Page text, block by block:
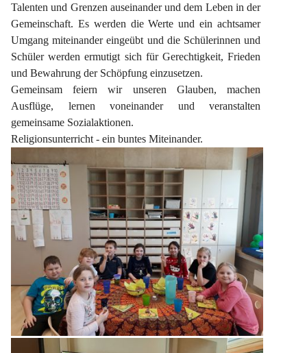
Talenten und Grenzen auseinander und dem Leben in der
Gemeinschaft. Es werden die Werte und ein achtsamer
Umgang miteinander eingeübt und die Schülerinnen und
Schüler werden ermutigt sich für Gerechtigkeit, Frieden
und Bewahrung der Schöpfung einzusetzen.
Gemeinsam feiern wir unseren Glauben, machen
Ausflüge, lernen voneinander und veranstalten
gemeinsame Sozialaktionen.
Religionsunterricht - ein buntes Miteinander.